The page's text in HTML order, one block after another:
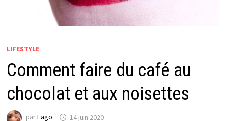
LIFESTYLE
Comment faire du café au
chocolat et aux noisettes
parEago 14 juin 2020